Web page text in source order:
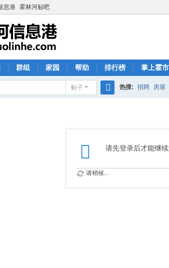
息港 霍林河贴吧
群组 家园 帮助 排行榜 掌上霍市
帖子 热搜: 招聘 房屋
请先登录后才能继
请稍候...